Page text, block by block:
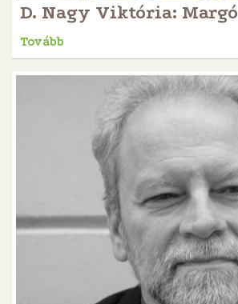
D. Nagy Viktória:
Tovább